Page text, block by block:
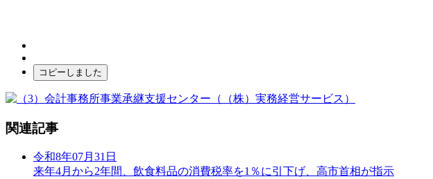
コピーしました
関連記事
令和8年07月31日
来年4月から2年間、飲食料品の消費税率を1％に引下げ、高市首相が指示